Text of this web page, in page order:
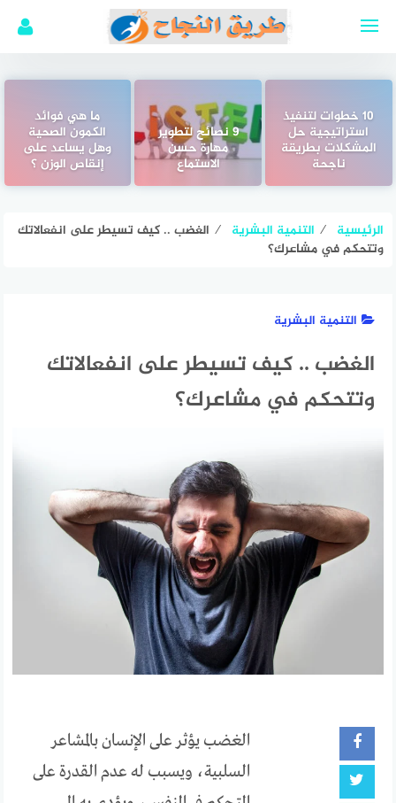
10 خطوات لتنفيذ
استراتيجية حل
المشكلات بطريقة
ناجحة
9 نصائح لتطوير
مهارة حسن
الاستماع
ما هي فوائد
الكمون الصحية
وهل يساعد على
إنقاص الوزن ؟
الرئيسية ⁄ التنمية البشرية ⁄ الغضب .. كيف تسيطر على انفعالاتك
وتتحكم في مشاعرك؟
التنمية البشرية
الغضب .. كيف تسيطر على انفعالاتك
وتتحكم في مشاعرك؟
الغضب يؤثر على الإنسان بالمشاعر
السلبية، ويسبب له عدم القدرة على